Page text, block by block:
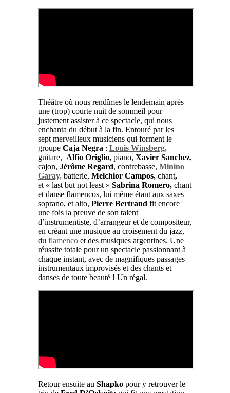
Théâtre où nous rendîmes le lendemain après
une (trop) courte nuit de sommeil pour
justement assister à ce spectacle, qui nous
enchanta du début à la fin. Entouré par les
sept merveilleux musiciens qui forment le
groupe Caja Negra : Louis Winsberg,
guitare, Alfio Origlio, piano, Xavier Sanchez,
cajon, Jérôme Regard, contrebasse, Minino
Garay, batterie, Melchior Campos, chant,
et « last but not least » Sabrina Romero, chant
et danse flamencos, lui même étant aux saxes
soprano, et alto, Pierre Bertrand fit encore
une fois la preuve de son talent
d’instrumentiste, d’arrangeur et de compositeur,
en créant une musique au croisement du jazz,
du flamenco et des musiques argentines. Une
réussite totale pour un spectacle passionnant à
chaque instant, avec de magnifiques passages
instrumentaux improvisés et des chants et
danses de toute beauté ! Un régal.
Retour ensuite au Shapko pour y retrouver le